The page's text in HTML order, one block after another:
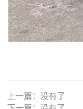
上一篇：没有了